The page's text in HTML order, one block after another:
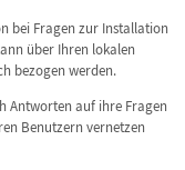
bei Fragen zur Installation
über Ihren lokalen
bezogen werden.
Antworten auf ihre Fragen
Benutzern vernetzen